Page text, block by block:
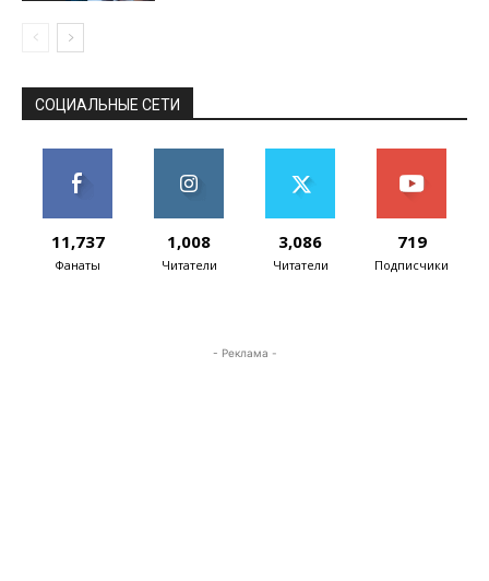
СОЦИАЛЬНЫЕ СЕТИ
11,737
Фанаты
1,008
Читатели
3,086
Читатели
719
Подписчики
- Реклама -